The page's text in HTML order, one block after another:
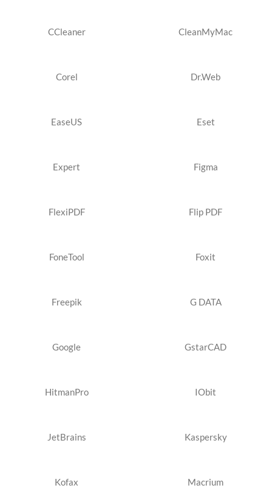
CCleaner CleanMyMac
Corel Dr.Web
EaseUS Eset
Expert Figma
FlexiPDF Flip PDF
FoneTool Foxit
Freepik G DATA
Google GstarCAD
HitmanPro IObit
JetBrains Kaspersky
Kofax Macrium